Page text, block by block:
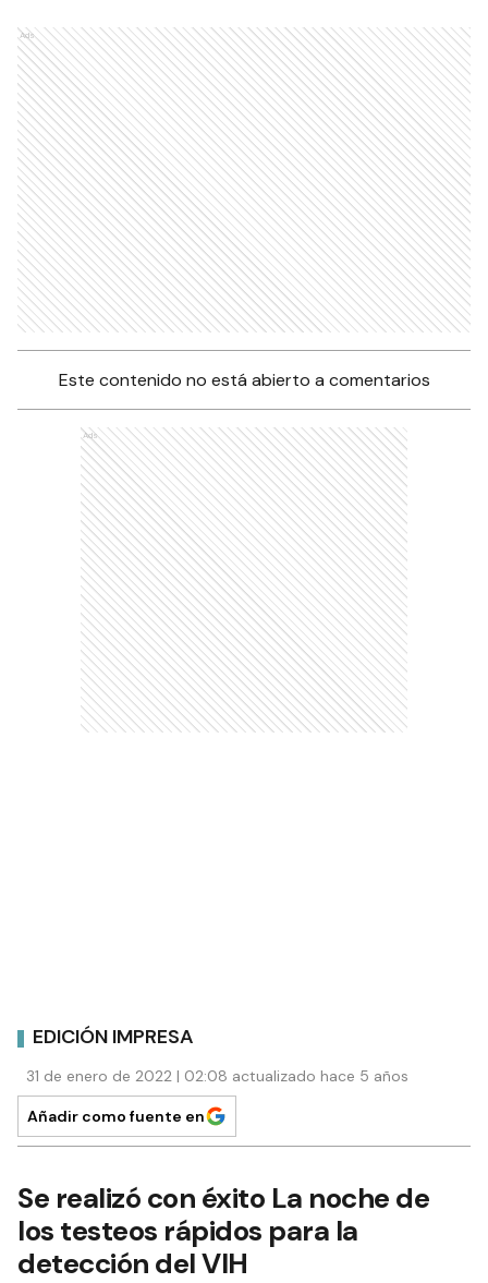
Ads
Este contenido no está abierto a comentarios
Ads
EDICIÓN IMPRESA
31 de enero de 2022 | 02:08 actualizado hace 5 años
Añadir como fuente en
Se realizó con éxito La noche de
los testeos rápidos para la
detección del VIH